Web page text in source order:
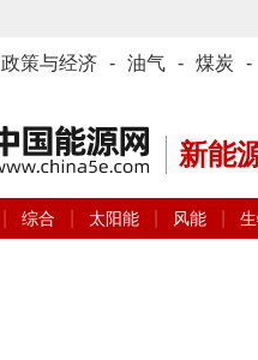
政策与经济 - 油气 - 煤炭 -
新能
综合 太阳能 风能